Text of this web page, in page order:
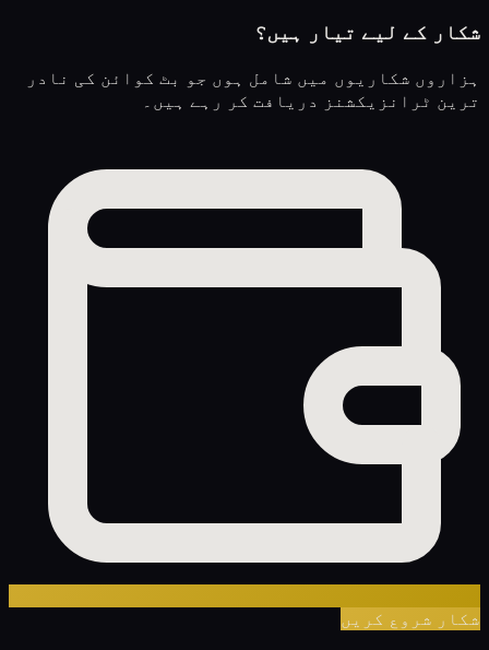
شکار کے لیے تیار ہیں؟
ہزاروں شکاریوں میں شامل ہوں جو بٹ کوائن کی نادر
ترین ٹرانزیکشنز دریافت کر رہے ہیں۔
شکار شروع کریں